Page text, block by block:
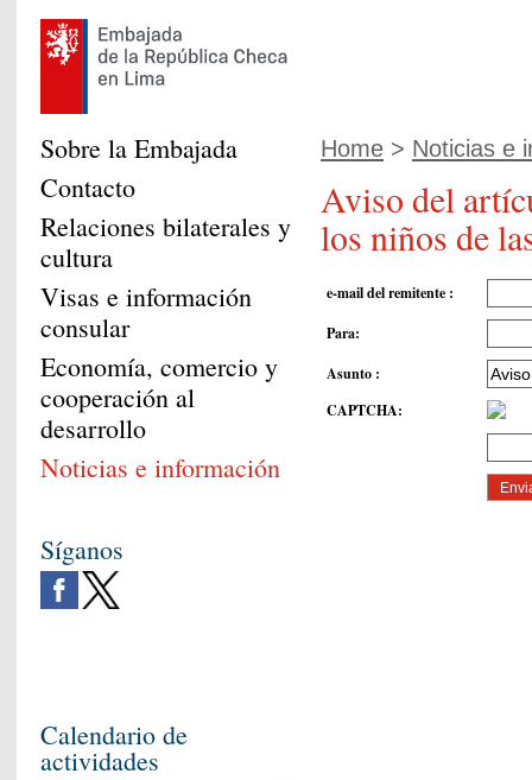
Home > Noticias e
Aviso del
los niños de
e-mail del remitente :
Para:
Asunto :
CAPTCHA:
Sobre la Embajada
Contacto
Relaciones bilaterales y
cultura
Visas e información
consular
Economía, comercio y
cooperación al
desarrollo
Noticias e información
Síganos
Calendario de
actividades